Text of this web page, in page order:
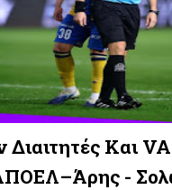
Διαιτητές Και
-